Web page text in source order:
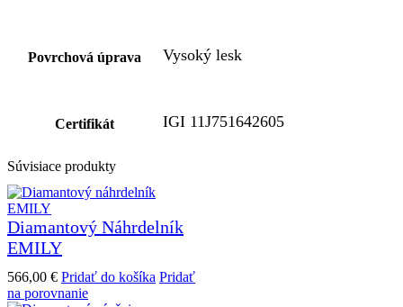
Povrchová úprava Vysoký lesk
Certifikát IGI 11J751642605
Súvisiace produkty
Diamantový Náhrdelník
EMILY
566,00 € Pridať do košíka Pridať
na porovnanie